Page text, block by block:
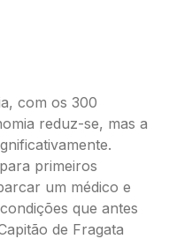
com os 300
reduz-se, mas a
primeiros
um médico e
que antes
de Fragata